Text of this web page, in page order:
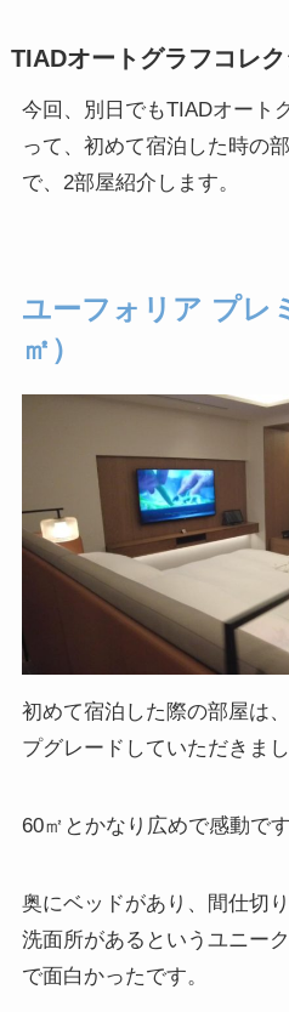
TIADオートグラフコレ
今回、別日でもTIADオート
って、初めて宿泊した時の
で、2部屋紹介します。
ユーフォリア プレ
㎡）
初めて宿泊した際の部屋は
プグレードしていただきまし
60㎡とかなり広めで感動です
奥にベッドがあり、間仕切
洗面所があるというユニー
で面白かったです。